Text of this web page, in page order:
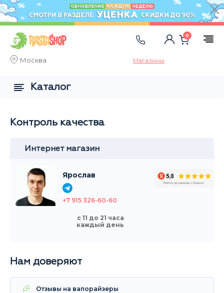
Москва Магазины
0
Контроль качества
Интернет магазин
Ярослав
+7 915 326-60-60
с 11 до 21 часа
каждый день
Нам доверяют
Отзывы на вапорайзеры
Каталог